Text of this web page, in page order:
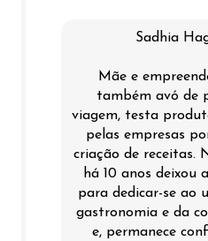
Sadhia
Mãe e
também avó de
viagem, testa
pelas empresas
criação de receitas.
há 10 anos deixou
para dedicar-se ao
gastronomia e da
e, permanece